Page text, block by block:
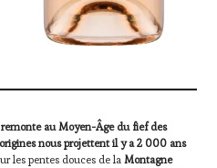
remonte au Moyen-Âge du fief des
nous projettent il y a 2 000 ans
les pentes douces de la Montagne